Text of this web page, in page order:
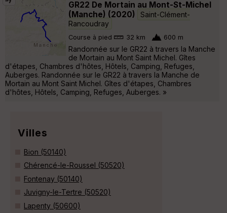
GR22 De Mortain au Mont-St-Michel
(Manche) (2020)
Saint-Clément-
Rancoudray
Course à pied 32 km 600 m
Randonnée sur le GR22 à travers la Manche
de Mortain au Mont Saint Michel. Gîtes
d'étapes, Chambres d'hôtes, Hôtels, Camping, Refuges,
Auberges. Randonnée sur le GR22 à travers la Manche de
Mortain au Mont Saint Michel. Gîtes d'étapes, Chambres
d'hôtes, Hôtels, Camping, Refuges, Auberges. »
Villes
Bion (50140)
Chérencé-le-Roussel (50520)
Fontenay (50140)
Juvigny-le-Tertre (50520)
Lapenty (50600)